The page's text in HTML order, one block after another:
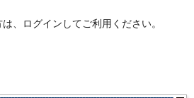
、ログインしてご利用ください。